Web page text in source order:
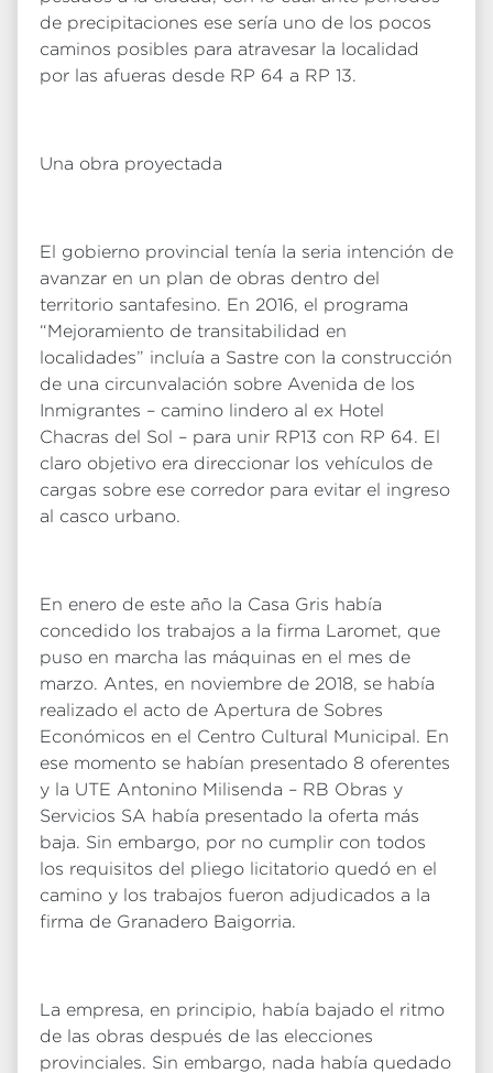
de precipitaciones ese sería uno de los pocos
caminos posibles para atravesar la localidad
por las afueras desde RP 64 a RP 13.
Una obra proyectada
El gobierno provincial tenía la seria intención de
avanzar en un plan de obras dentro del
territorio santafesino. En 2016, el programa
“Mejoramiento de transitabilidad en
localidades” incluía a Sastre con la construcción
de una circunvalación sobre Avenida de los
Inmigrantes – camino lindero al ex Hotel
Chacras del Sol – para unir RP13 con RP 64. El
claro objetivo era direccionar los vehículos de
cargas sobre ese corredor para evitar el ingreso
al casco urbano.
En enero de este año la Casa Gris había
concedido los trabajos a la firma Laromet, que
puso en marcha las máquinas en el mes de
marzo. Antes, en noviembre de 2018, se había
realizado el acto de Apertura de Sobres
Económicos en el Centro Cultural Municipal. En
ese momento se habían presentado 8 oferentes
y la UTE Antonino Milisenda – RB Obras y
Servicios SA había presentado la oferta más
baja. Sin embargo, por no cumplir con todos
los requisitos del pliego licitatorio quedó en el
camino y los trabajos fueron adjudicados a la
firma de Granadero Baigorria.
La empresa, en principio, había bajado el ritmo
de las obras después de las elecciones
provinciales. Sin embargo, nada había quedado